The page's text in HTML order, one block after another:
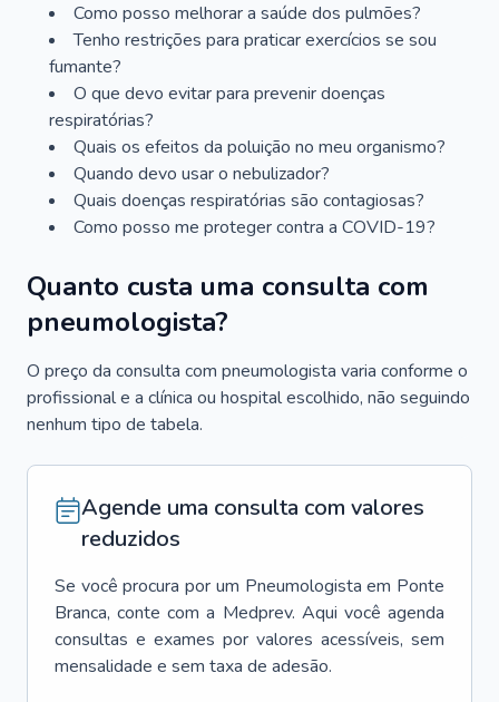
Como posso melhorar a saúde dos pulmões?
Tenho restrições para praticar exercícios se sou
fumante?
O que devo evitar para prevenir doenças
respiratórias?
Quais os efeitos da poluição no meu organismo?
Quando devo usar o nebulizador?
Quais doenças respiratórias são contagiosas?
Como posso me proteger contra a COVID-19?
Quanto custa uma consulta com
pneumologista?
O preço da consulta com pneumologista varia conforme o
profissional e a clínica ou hospital escolhido, não seguindo
nenhum tipo de tabela.
Agende uma consulta com valores
reduzidos
Se você procura por um Pneumologista em Ponte
Branca, conte com a Medprev. Aqui você agenda
consultas e exames por valores acessíveis, sem
mensalidade e sem taxa de adesão.